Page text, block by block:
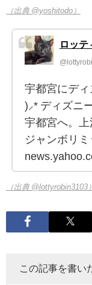
（出典 @yoshitodo）
ロッテ
宇都宮にデ
)⸝* ディズニ
宇都宮へ。
ジャンボリミ
（出典 @lottyrobin3103）
この記事を書い